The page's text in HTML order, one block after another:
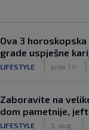
Ova 3 horoskopska
grade uspješne
LIFESTYLE prije 1 h
Zaboravite na
dom pametnije,
LIFESTYLE 5. aug.